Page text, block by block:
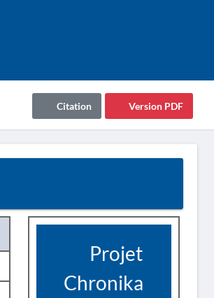
Version PDF
Citation
Projet
Chronika